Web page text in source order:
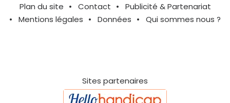
Plan du site Contact
Publicité & Partenariat
Mentions légales
Données Qui sommes nous ?
Sites partenaires